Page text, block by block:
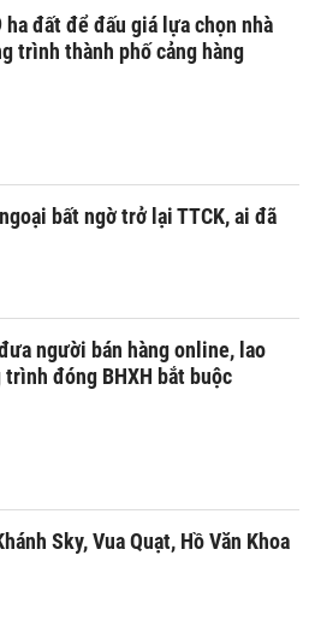
ha đất để đấu giá lựa chọn nhà
trình thành phố cảng hàng
bất ngờ trở lại TTCK, ai đã
người bán hàng online, lao
đóng BHXH bắt buộc
Sky, Vua Quạt, Hồ Văn Khoa